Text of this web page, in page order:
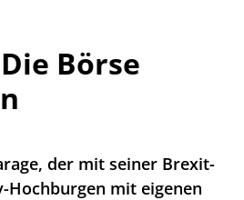
Börse
der mit seiner Brexit-
Hochburgen mit eigenen